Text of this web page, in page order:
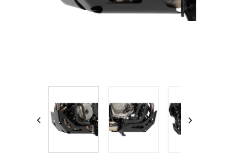
 